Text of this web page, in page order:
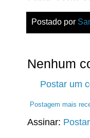
Postado por
Nenhum
Postar um
Postagem mais
Assinar: